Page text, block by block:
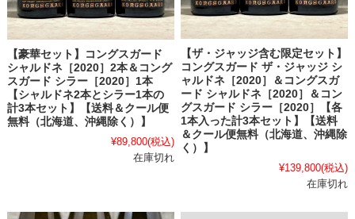
【豪華セット】コングスガード
シャルドネ［2020］2本＆コング
スガード シラー［2020］1本
【シャルドネ2本とシラー1本の
計3本セット】【送料＆クール便
無料（北海道、沖縄除く）】
¥89,800(税込)
在庫切れ
【ザ・ジャッジ含む限定セット】
コングスガード ザ・ジャッジ シ
ャルドネ［2020］＆コングスガ
ード シャルドネ［2020］＆コン
グスガード シラー［2020］【各
1本入った計3本セット】【送料
＆クール便無料（北海道、沖縄除
く）】
¥139,800(税込)
在庫切れ